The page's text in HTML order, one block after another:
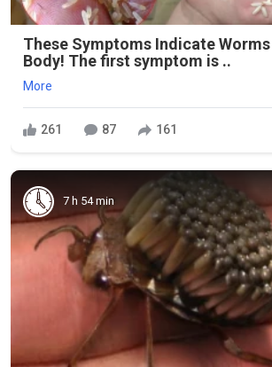
These Symptoms Indicate
Body! The first symptom is ..
More
261 87 161
7 h 54 min